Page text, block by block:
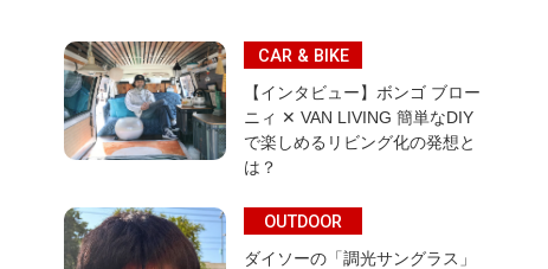
CAR & BIKE
【インタビュー】ボンゴ ブロー
ニィ ✕ VAN LIVING 簡単なDIY
で楽しめるリビング化の発想と
は？
OUTDOOR
ダイソーの「調光サングラス」